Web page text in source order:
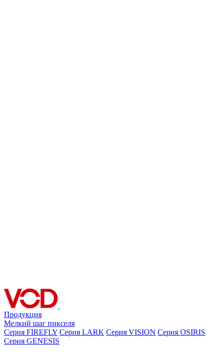
Продукция
Мелкий шаг пикселя
Серия FIREFLY Серия LARK Серия VISION Серия OSIRIS
Серия GENESIS